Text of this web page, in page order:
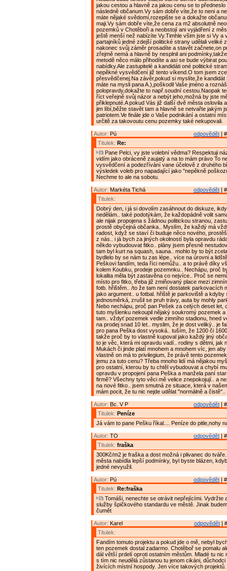
jakou cestou a hlavně za jakou cenu se to předneslo
následně občanum.Vy sám dobře víte,že to neni a
máte nějaké svědomí,rozepište se a dokažte
maji.Vy sám dobře víte,že cena za m2 absolutně
pozemků v Chotěboři a neobstojí ani vyjádření z
ještě menší než nabízíte Vy.Timhle všim jste si Vy a
partajníků jedné zdejší politické strany udělali veliké
nakonec svůj záměr prosadíte a stavět začnete,on
zřejmě nemá a hlavně by nesplnil ani
metodě něco málo přihodíte a asi se bude výbirat
nabídky.Ale zastupitelé a kandidáti oné politické
nepěkné vysvědčení již tento víkend.O tom jsem
přesvědčenej.Na závěr,pokud si myslíte,že kandidát
máte na mysli pana A.),poškodil Vaše jméno a
polopravdy,dokažte to např.soudní cestou.Naopak
říct veřejně svůj názor a nebýt jeho,možná by jste
přiklepnuté.A pokud Vás již další dvě města oslovila
jim líbí,běžte stavět tam a hlavně se netvařte jakým
patriotem.Ve finále jde o Vaše podnikání a ostatní
určitě za takovoutu cenu pozemky také nekupovali.
odpovědět |
Autor: Pú
Titulek: Re:
Pane Pelci, vy jste volební vědma? Respektuji
vidím jako obráceně zaujatý a na to mám právo To
vysvědčení a podezřívání vane účelově z druhého
výsledek voleb pro napadající jako "nepěkně
Nechme to ale na sobotu.
odpovědět |
Autor: Markéta Tichá
Titulek:
Dobrý den, i já si dovolím zasáhnout do diskuze,
nedělám.. také podotýkám, že každopádně volit
ale nijak propojena s žádnou politickou stranou,
prostě obyčejná občanka.. Myslím, že každý má
radost, když se staví či buduje něco nového,
z nás.. i já bych za jiných okolností byla opravdu
někdo vybudouvat fitko.. plány jsem přesně
tam byl kurt na squash, sauna.. mohlo by to být
bydlelo by se nám tu zas lépe.. více na úrovni a
Peškovi fandím, teda říci nemůžu.. a to právě díky
kolem Koubku, prodeje pozemnku.. Nechápu, proč
lokalita měla být zastavěna co nejvíce.. Proč se
místo pro fitko, třeba již zmiňovaný place mezi
fotb. hřištěm.. /to že tam není dostatek parkovacích
jako argument.. u fotbal. hřiště je parkoviště a kdyby
jednosměrká, zrušil se pruh trávy, auta by mohly
Nebo nechápu, proč pan Pešek za celých deset let,
tuto myšlenku nekoupil nějaký soukromý pozemek a
tam.. vždyť pozemek vedle zimního stadionu, hned
na prodej snad 10 let.. myslim, že je dost veliký.. je
pro pana Peška dost vysoká.. tuším, že 1200 či
takže proč by to vlastně kupoval jako každý jiný
to je věc, která mi opravdu vadí.. rodiny s dětmi, jak
Mukách či jinde platí mnohem a mnohem víc, jen
vlastně on má to privilegium, že právě tento
jemu za tuto cenu? Třeba mnoho lidí má nějakou
pro ostatní, kterou by tu chtěl vybudouvat a chybí
opravdu v propojení pana Peška a manžela paní
firmě? Všechny tyto věci mě velice znepokojují.. a
na nové fitko.. jsem smutná ze situace, která v
mám pocit, že tu nic nejde udělat "normálně a čistě"..
odpovědět |
Autor: Bc. V P
Titulek: Peníze
Já vám to pane Pešku říkal.... Peníze do pitle,nohy
odpovědět |
Autor: TO
Titulek: fraška
300Kč/m2 je fraška a dost možná i plivanec do
města nabídla lepší podmínky, byl byste blázen,
jedné nevyužil.
odpovědět |
Autor: Pú
Titulek: Re:fraška
Tomáši, nenechte se otrávit nepřejícími. Vydržte
služby špičkového standardu ve městě. Jinak
čumět
odpovědět |
Autor: Karel
Titulek:
Fandím tomuto projektu a pokud jde o mě, nebyl
ten pozemek dostal zadarmo. Chotěboř se pomalu
dál větší prdelí oproti ostatním městům. Mladé tu nic
s tím nic neudělá zůstanou tu jenom cikáni,
živících místní hospody. Jen více takových projektů.